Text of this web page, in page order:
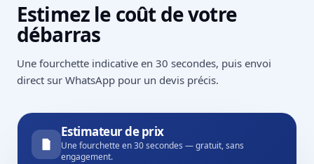
Estimez le coût de votre
débarras
Une fourchette indicative en 30 secondes, puis envoi
direct sur WhatsApp pour un devis précis.
Estimateur de prix
Une fourchette en 30 secondes — gratuit, sans
engagement.